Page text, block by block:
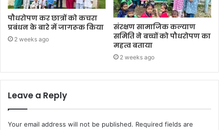
पौधरोपण कर छात्रों को कचरा
प्रबंधन के बारे में जागरूक किया
2 weeks ago
संरक्षण सामाजिक कल्याण
समिति ने बच्चों को पौधरोपण का
महत्व बताया
2 weeks ago
Leave a Reply
Your email address will not be published. Required fields are